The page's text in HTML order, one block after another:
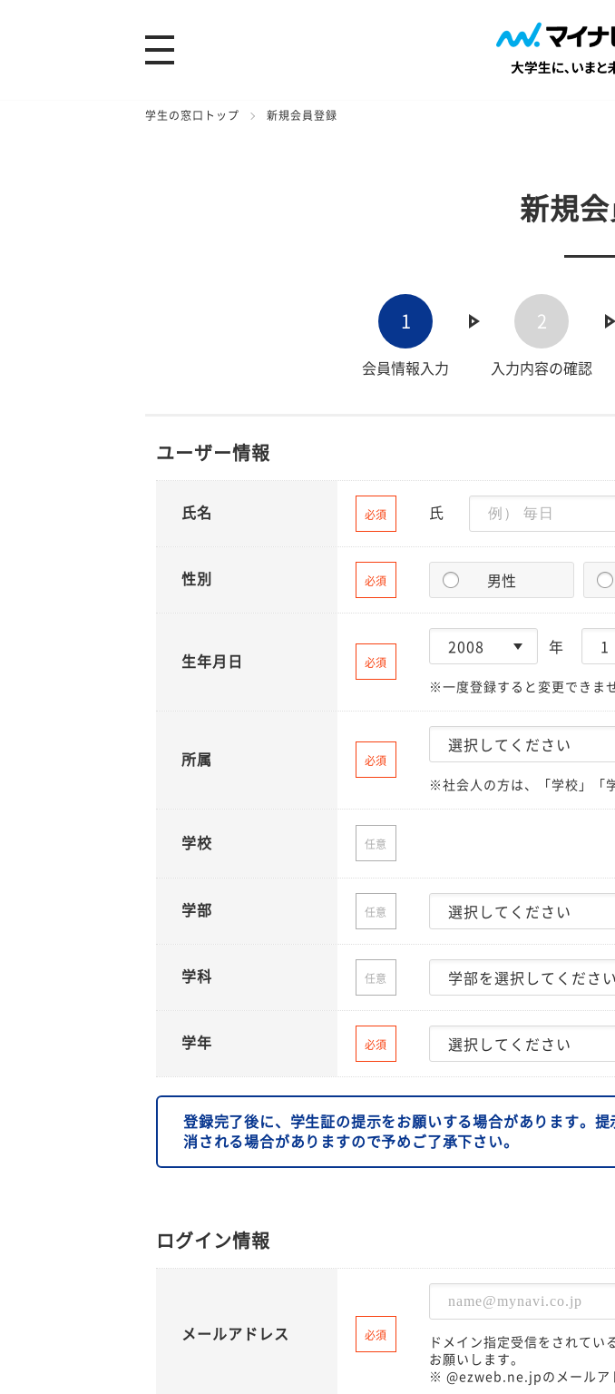
学生の窓口トップ 新規会員登録
新規
1
会員情報入力
2
入力内容の確認
ユーザー情報
氏名 必須 氏
性別 必須 男性
生年月日 必須
年
※一度登録すると変更できま
所属 必須
※社会人の方は、「学校」「
学校 任意
学部 任意
学科 任意
学年 必須
登録完了後に、学生証の提示をお願いする場合があります。
消される場合がありますので予めご了承下さい。
ログイン情報
メールアドレス 必須
ドメイン指定受信をされて
お願いします。
※ @ezweb.ne.jpのメールア